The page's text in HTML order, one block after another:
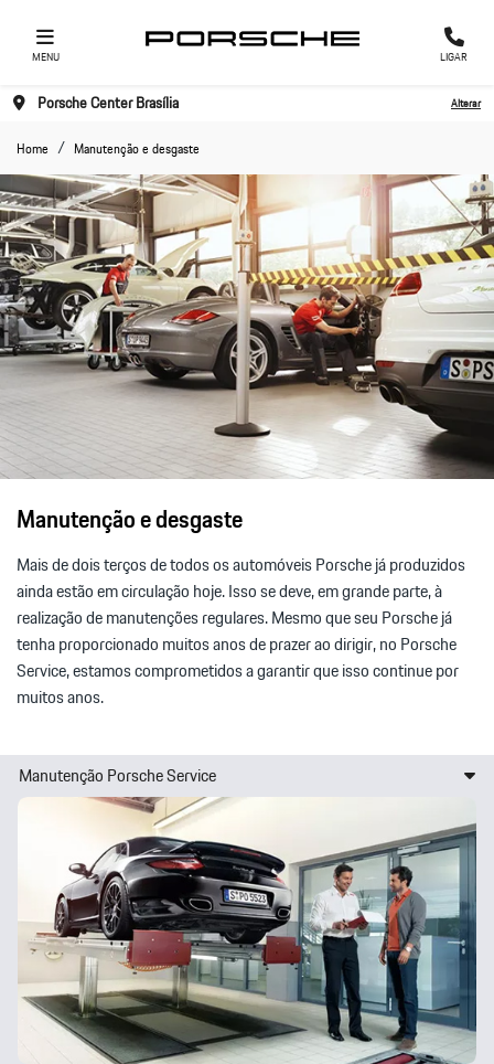
MENU LIGAR
Porsche Center Brasília Alterar
Home Manutenção e desgaste
Manutenção e desgaste
Mais de dois terços de todos os automóveis Porsche já produzidos
ainda estão em circulação hoje. Isso se deve, em grande parte, à
realização de manutenções regulares. Mesmo que seu Porsche já
tenha proporcionado muitos anos de prazer ao dirigir, no Porsche
Service, estamos comprometidos a garantir que isso continue por
muitos anos.
Manutenção Porsche Service